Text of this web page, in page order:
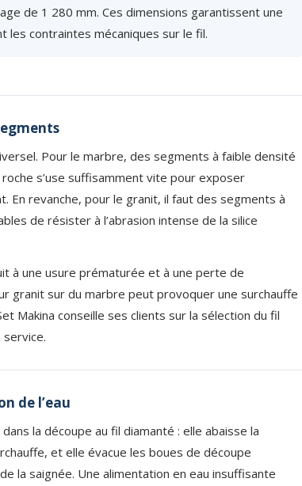
de 1 280 mm. Ces dimensions garantissent une
contraintes mécaniques sur le fil.
Pour le marbre, des segments à faible densité
s’use suffisamment vite pour exposer
En revanche, pour le granit, il faut des segments à
de résister à l’abrasion intense de la silice
à une usure prématurée et à une perte de
granit sur du marbre peut provoquer une surchauffe
Makina conseille ses clients sur la sélection du fil
de l’eau
la découpe au fil diamanté : elle abaisse la
et elle évacue les boues de découpe
la saignée. Une alimentation en eau insuffisante